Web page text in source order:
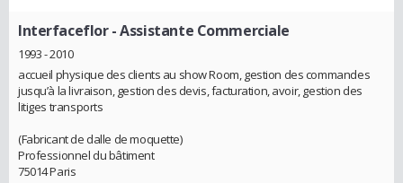
Interfaceflor- Assistante Commerciale
1993 - 2010
accueil physique des clients au show Room, gestion des commandes
jusqu’à la livraison, gestion des devis, facturation, avoir, gestion des
litiges transports
(Fabricant de dalle de moquette)
Professionnel du bâtiment
75014 Paris